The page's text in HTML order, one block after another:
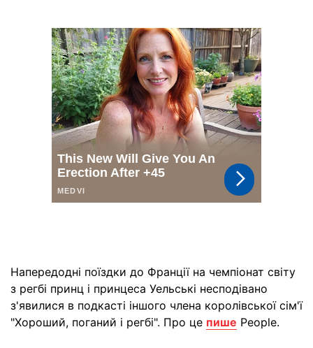
Напередодні поїздки до Франції на чемпіонат світу
з регбі принц і принцеса Уельські несподівано
з'явилися в подкасті іншого члена королівської сім'ї
"Хороший, поганий і регбі". Про це пише People.